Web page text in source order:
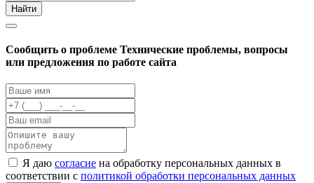
Найти
Cообщить о проблеме Технические проблемы, вопросы
или предложения по работе сайта
Я даю согласие на обработку персональных данных в
соответствии с политикой обработки персональных данных